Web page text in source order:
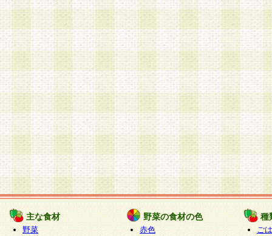
主な食材
野菜
野菜の食材の色
赤色
種
ご